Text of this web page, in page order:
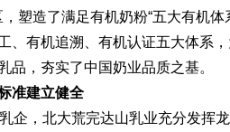
塑造了满足有机奶粉“五大有机体
、有机追溯、有机认证五大体系
品，夯实了中国奶业品质之基。
准建立健全
，北大荒完达山乳业充分发挥龙